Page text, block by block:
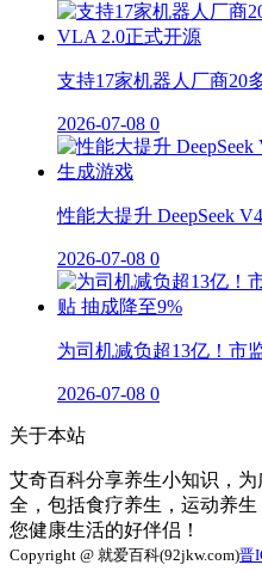
支持17家机器人厂商20
2026-07-08 0
性能大提升 DeepSeek
2026-07-08 0
为司机减负超13亿！市
2026-07-08 0
关于本站
艾奇百科分享养生小知识，
全，包括食疗养生，运动养
您健康生活的好伴侣！
Copyright @ 就爱百科(92jkw.com)晋